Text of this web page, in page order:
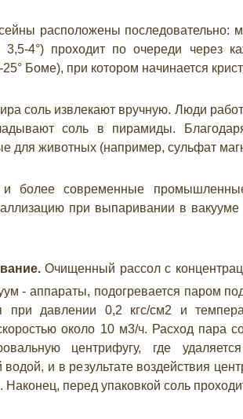
расположены последовательно:
3,5-4°) проходит по очереди через
25° Боме), при котором начинается
соль извлекают вручную. Люди
соль в пирамиды.
для животных (например, сульфат
более современные
при выпаривании в
Очищенный рассол с
- аппараты, подогревается паром
при давлении 0,2 кгс/см2 и
около 10 м3/ч. Расход пара
центрифугу, где
и в результате воздействия
перед упаковкой соль